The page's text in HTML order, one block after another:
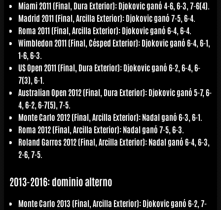
Miami 2011 (Final, Dura Exterior): Djokovic ganó 4-6, 6-3, 7-6(4).
Madrid 2011 (Final, Arcilla Exterior): Djokovic ganó 7-5, 6-4.
Roma 2011 (Final, Arcilla Exterior): Djokovic ganó 6-4, 6-4.
Wimbledon 2011 (Final, Césped Exterior): Djokovic ganó 6-4, 6-1,
1-6, 6-3.
US Open 2011 (Final, Dura Exterior): Djokovic ganó 6-2, 6-4, 6-
7(3), 6-1.
Australian Open 2012 (Final, Dura Exterior): Djokovic ganó 5-7, 6-
4, 6-2, 6-7(5), 7-5.
Monte Carlo 2012 (Final, Arcilla Exterior): Nadal ganó 6-3, 6-1.
Roma 2012 (Final, Arcilla Exterior): Nadal ganó 7-5, 6-3.
Roland Garros 2012 (Final, Arcilla Exterior): Nadal ganó 6-4, 6-3,
2-6, 7-5.
2013-2016: dominio alterno
Monte Carlo 2013 (Final, Arcilla Exterior): Djokovic ganó 6-2, 7-